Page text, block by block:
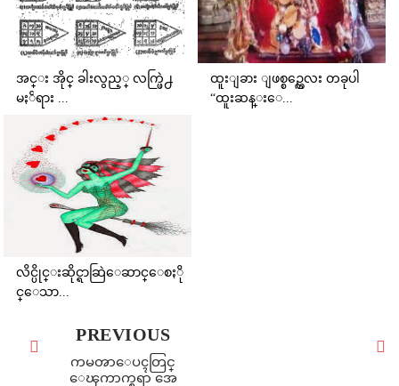
အင္း အိုင္ ခါးလွည့္ လက္ဖြဲ႕
မႏၲရား ...
ထူးျခား ျဖစ္စဥ္ကေလး တခုပါ
“ထူးဆန္းေ...
လိင္ပိုင္းဆိုင္ရာဆြဲေဆာင္ေစႏို
င္ေသာ...
PREVIOUS
ကမၻာေပၚတြင္
ေၾကာက္စရာ အေ